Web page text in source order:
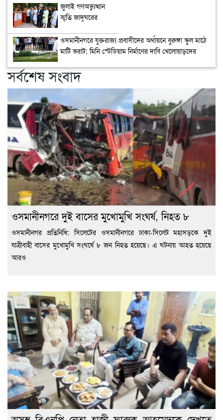
জুলাই গণঅভ্যুত্থান
স্মৃতি জাদুঘরের
ওসমানীনগরে যুক্তরাজ্য প্রবাসীদের অর্থায়নে বুরুঙ্গা স্কুল মাঠে
মাটি ভরাট; মিনি স্টেডিয়াম নির্মাণের দাবি খেলোয়াড়দের
সর্বশেষ সংবাদ
ওসমানীনগরে দুই বাসের মুখোমুখি সংঘর্ষ, নিহত ৮
ওসমানীনগর প্রতিনিধি: সিলেটের ওসমানীনগরে ঢাকা-সিলেট মহাসড়কে দুই
যাত্রীবাহী বাসের মুখোমুখি সংঘর্ষে ৮ জন নিহত হয়েছে। এ ঘটনায় আহত হয়েছে
আরও